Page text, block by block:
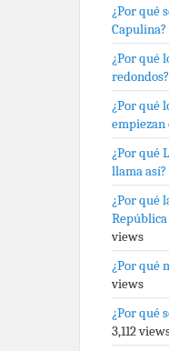
¿Por qué
Capulina?
¿Por qué
redondos?
¿Por qué
empiezan
¿Por qué
llama así?
¿Por qué
views
¿Por qué
views
¿Por qué
3,112